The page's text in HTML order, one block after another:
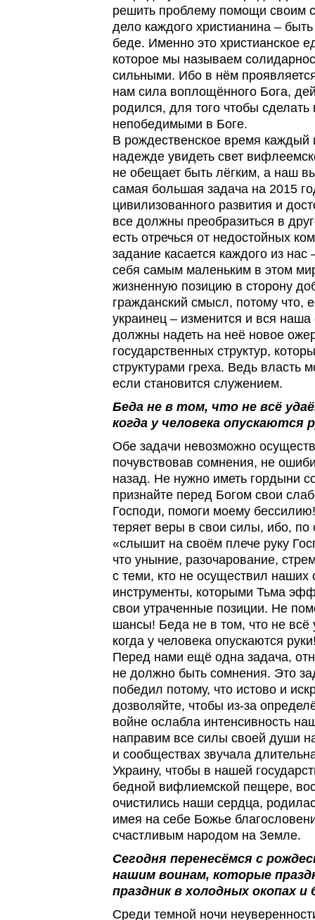
решить проблему помощи своим
дело каждого христианина –
беде. Именно это христианское
которое мы называем
сильными. Ибо в нём
нам сила воплощённого Бога,
родился, для того чтобы
непобедимыми в Боге.
В рождественское время каждый
надежде увидеть свет
не обещает быть лёгким, а наш
самая большая задача на 2015
цивилизованного развития и
все должны преобразиться в
есть отречься от недостойных
задание касается каждого из нас
себя самым маленьким в этом
жизненную позицию в сторону
гражданский смысл, потому что,
украинец – изменится и вся
должны надеть на неё новое
государственных структур,
структурами греха. Ведь власть
если становится служением.
Беда не в том, что не всё
когда у человека опускаются
Обе задачи невозможно
почувствовав сомнения, не
назад. Не нужно иметь гордыни
признайте перед Богом свои
Господи, помоги моему
теряет веры в свои силы, ибо,
«слышит на своём плече руку
что уныние, разочарование,
с теми, кто не осуществил наших
инструменты, которыми Тьма
свои утраченные позиции. Не
шансы! Беда не в том, что не всё
когда у человека опускаются
Перед нами ещё одна задача,
не должно быть сомнения. Это
победил потому, что истово и
дозволяйте, чтобы из-за
войне ослабла интенсивность
направим все силы своей души
и сообществах звучала
Украину, чтобы в нашей
бедной вифлиемской пещере,
очистились наши сердца,
имея на себе Божье
счастливым народом на Земле.
Сегодня перенесёмся с
нашим воинам, которые
праздник в холодных окопах и
Среди темной ночи